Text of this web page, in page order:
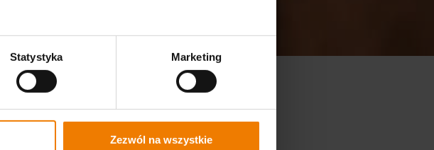
Statystyka Marketing
Zezwól na wszystkie